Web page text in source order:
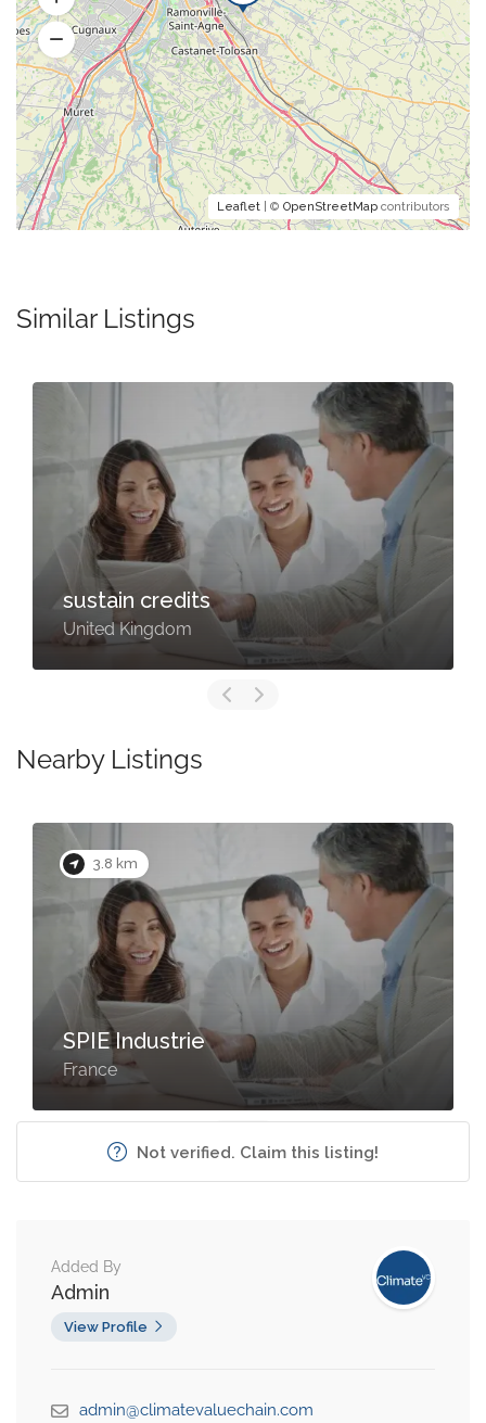
Leaflet | © OpenStreetMap contributors
Similar Listings
sustain credits
United Kingdom
Nearby Listings
3.8 km
SPIE Industrie
France
Not verified. Claim this listing!
Added By
Admin
View Profile
admin@climatevaluechain.com